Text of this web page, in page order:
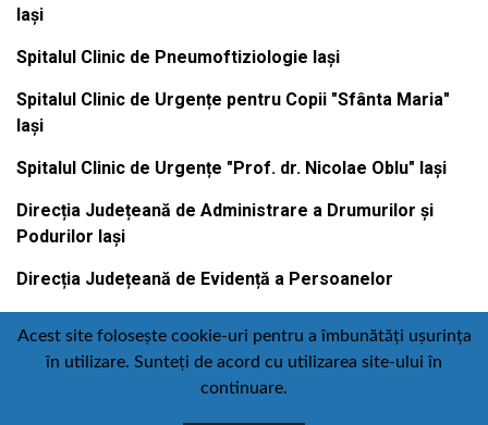
Iași
Spitalul Clinic de Pneumoftiziologie Iași
Spitalul Clinic de Urgențe pentru Copii "Sfânta Maria"
Iași
Spitalul Clinic de Urgențe "Prof. dr. Nicolae Oblu" Iași
Direcția Județeană de Administrare a Drumurilor și
Podurilor Iași
Direcția Județeană de Evidență a Persoanelor
Contact Politică de confidențialitate
Acest site folosește cookie-uri pentru a îmbunătăți ușurința
în utilizare. Sunteți de acord cu utilizarea site-ului în
continuare.